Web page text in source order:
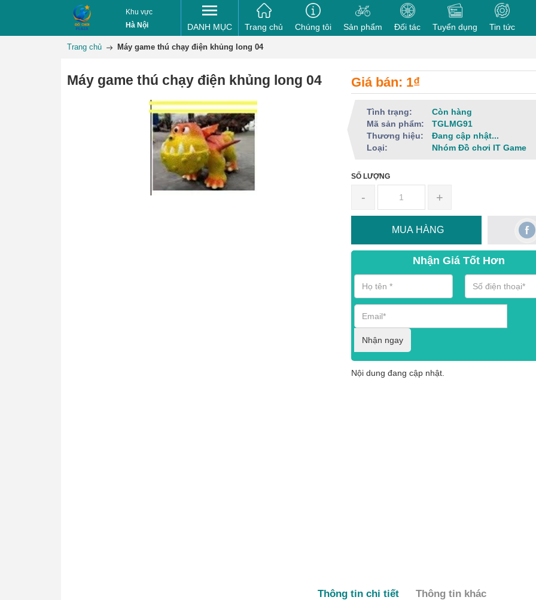
Khu vực
Hà Nội
DANH MỤC Trang chủ Chúng tôi Sản phẩm Đối tác Tuyển dụng Tin tức
Trang chủ Máy game thú chạy điện khủng long 04
Máy game thú chạy điện khủng long 04 Giá bán: 1₫
Tình trạng:
Còn hàng
Mã sản phẩm:
TGLMG91
Thương hiệu:
Đang cập nhật...
Loại:
Nhóm Đồ chơi IT Game
SỐ LƯỢNG
- +
MUA HÀNG
Nhận Giá Tốt Hơn
Nhận ngay
Nội dung đang cập nhật.
Thông tin chi tiết Thông tin khác